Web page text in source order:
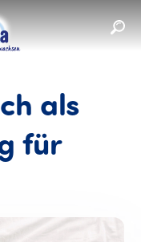
als
für